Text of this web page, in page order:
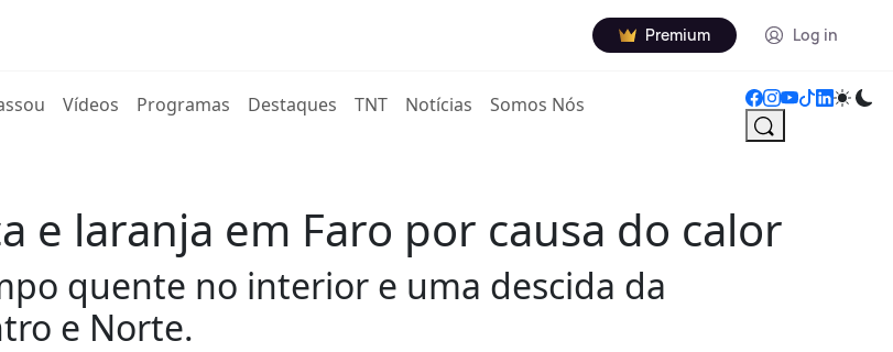
Premium Log in
Vídeos Programas Destaques TNT Notícias Somos Nós
e laranja em Faro por causa do calor
quente no interior e uma descida da
e Norte.